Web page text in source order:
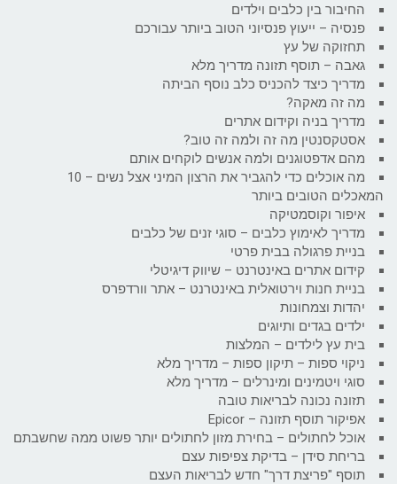
החיבור בין כלבים וילדים
פנסיה – ייעוץ פנסיוני הטוב ביותר עבורכם
תחזוקה של עץ
גאבה – תוסף תזונה מדריך מלא
מדריך כיצד להכניס כלב נוסף הביתה
מה זה מאקה?
מדריך בניה וקידום אתרים
אסטקסנטין מה זה ולמה זה טוב?
מהם אדפטוגנים ולמה אנשים לוקחים אותם
מה אוכלים כדי להגביר את הרצון המיני אצל נשים – 10
המאכלים הטובים ביותר
איפור וקוסמטיקה
מדריך לאימוץ כלבים – סוגי זנים של כלבים
בניית פרגולה בבית פרטי
קידום אתרים באינטרנט – שיווק דיגיטלי
בניית חנות וירטואלית באינטרנט – אתר וורדפרס
יהדות וצמחונות
ילדים בגדים ותיוגים
בית עץ לילדים – המלצות
ניקוי ספות – תיקון ספות – מדריך מלא
סוגי ויטמינים ומינרלים – מדריך מלא
תזונה נכונה לבריאות טובה
אפיקור תוסף תזונה – Epicor
אוכל לחתולים – בחירת מזון לחתולים יותר פשוט ממה שחשבתם
בריחת סידן – בדיקת צפיפות עצם
תוסף "פריצת דרך" חדש לבריאות העצם